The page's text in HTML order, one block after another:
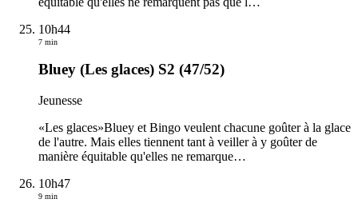
10h44
7 min
Bluey (Les glaces) S2 (47/52)
Jeunesse
«Les glaces»Bluey et Bingo veulent chacune goûter à la glace
de l'autre. Mais elles tiennent tant à veiller à y goûter de
manière équitable qu'elles ne remarque…
10h47
9 min